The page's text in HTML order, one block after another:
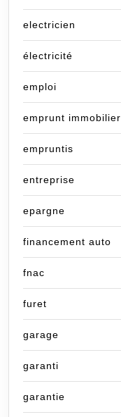
electricien
électricité
emploi
emprunt immobilier
empruntis
entreprise
epargne
financement auto
fnac
furet
garage
garanti
garantie